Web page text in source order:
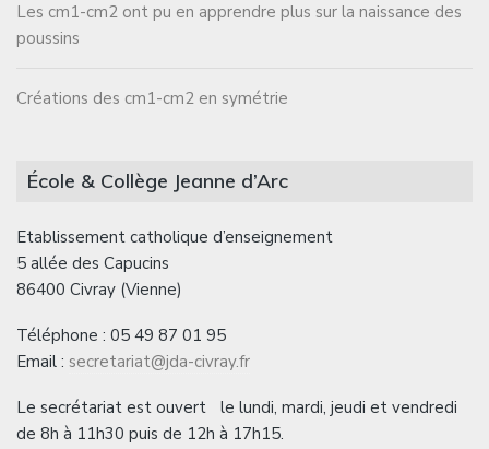
Les cm1-cm2 ont pu en apprendre plus sur la naissance des
poussins
Créations des cm1-cm2 en symétrie
École & Collège Jeanne d’Arc
Etablissement catholique d’enseignement
5 allée des Capucins
86400 Civray (Vienne)
Téléphone : 05 49 87 01 95
Email : secretariat@jda-civray.fr
Le secrétariat est ouvert le lundi, mardi, jeudi et vendredi
de 8h à 11h30 puis de 12h à 17h15.